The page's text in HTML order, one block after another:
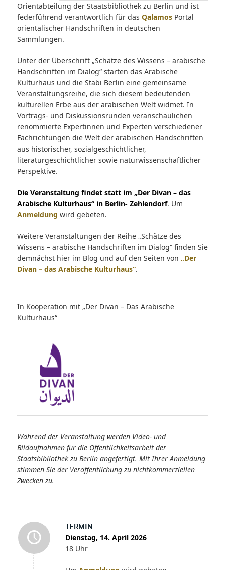
TERMIN
Dienstag, 14. April 2026
18 Uhr
Orientabteilung der Staatsbibliothek zu Berlin und ist
federführend verantwortlich für das QalamosPortal
orientalischer Handschriften in deutschen
Sammlungen.
Unter der Überschrift „Schätze des Wissens – arabische
Handschriften im Dialog“ starten das Arabische
Kulturhaus und die Stabi Berlin eine gemeinsame
Veranstaltungsreihe, die sich diesem bedeutenden
kulturellen Erbe aus der arabischen Welt widmet. In
Vortrags- und Diskussionsrunden veranschaulichen
renommierte Expertinnen und Experten verschiedener
Fachrichtungen die Welt der arabischen Handschriften
aus historischer, sozialgeschichtlicher,
literaturgeschichtlicher sowie naturwissenschaftlicher
Perspektive.
Die Veranstaltung findet statt im „Der Divan – das
Arabische Kulturhaus“ in Berlin- Zehlendorf. Um
Anmeldung wird gebeten.
Weitere Veranstaltungen der Reihe „Schätze des
Wissens – arabische Handschriften im Dialog“ finden Sie
demnächst hier im Blog und auf den Seiten von „Der
Divan – das Arabische Kulturhaus“.
In Kooperation mit „Der Divan – Das Arabische
Kulturhaus“
Während der Veranstaltung werden Video- und
Bildaufnahmen für die Öffentlichkeitsarbeit der
Staatsbibliothek zu Berlin angefertigt. Mit Ihrer Anmeldung
stimmen Sie der Veröffentlichung zu nichtkommerziellen
Zwecken zu.